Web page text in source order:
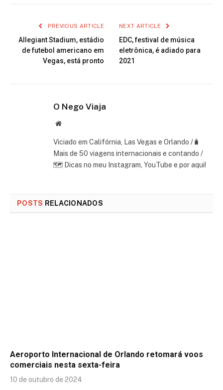
PREVIOUS ARTICLE
Allegiant Stadium, estádio
de futebol americano em
Vegas, está pronto
NEXT ARTICLE
EDC, festival de música
eletrônica, é adiado para
2021
O Nego Viaja
Website
Viciado em Califórnia, Las Vegas e Orlando /🧳
Mais de 50 viagens internacionais e contando /
🗺 Dicas no meu Instagram, YouTube e por aqui!
POSTS RELACIONADOS
Aeroporto Internacional de Orlando retomará voos
comerciais nesta sexta-feira
10 de outubro de 2024